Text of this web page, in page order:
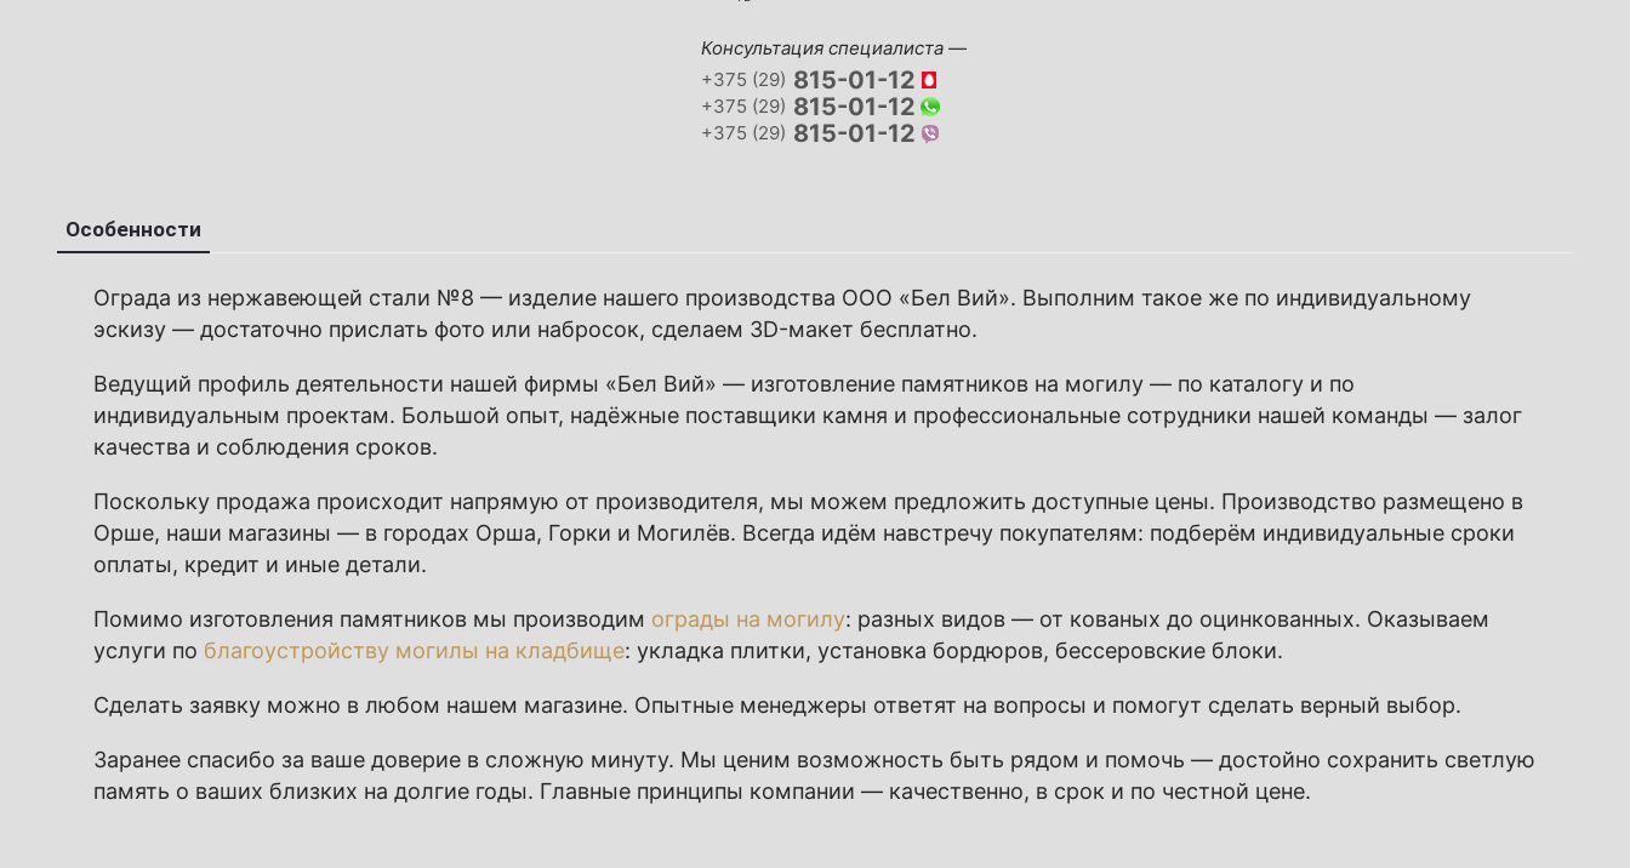
Консультация специалиста —
+375 (29) 815-01-12
+375 (29) 815-01-12
+375 (29) 815-01-12
Особенности
Ограда из нержавеющей стали №8 — изделие нашего производства ООО «Бел Вий». Выполним такое же по индивидуальному
эскизу — достаточно прислать фото или набросок, сделаем 3D-макет бесплатно.
Ведущий профиль деятельности нашей фирмы «Бел Вий» — изготовление памятников на могилу — по каталогу и по
индивидуальным проектам. Большой опыт, надёжные поставщики камня и профессиональные сотрудники нашей команды — залог
качества и соблюдения сроков.
Поскольку продажа происходит напрямую от производителя, мы можем предложить доступные цены. Производство размещено в
Орше, наши магазины — в городах Орша, Горки и Могилёв. Всегда идём навстречу покупателям: подберём индивидуальные сроки
оплаты, кредит и иные детали.
Помимо изготовления памятников мы производим ограды на могилу: разных видов — от кованых до оцинкованных. Оказываем
услуги по благоустройству могилы на кладбище: укладка плитки, установка бордюров, бессеровские блоки.
Сделать заявку можно в любом нашем магазине. Опытные менеджеры ответят на вопросы и помогут сделать верный выбор.
Заранее спасибо за ваше доверие в сложную минуту. Мы ценим возможность быть рядом и помочь — достойно сохранить светлую
память о ваших близких на долгие годы. Главные принципы компании — качественно, в срок и по честной цене.